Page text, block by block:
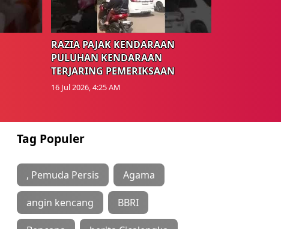
RAZIA PAJAK KENDARAAN
PULUHAN KENDARAAN
TERJARING PEMERIKSAAN
16 Jul 2026, 4:25 AM
Tag Populer
, Pemuda Persis Agama
angin kencang BBRI